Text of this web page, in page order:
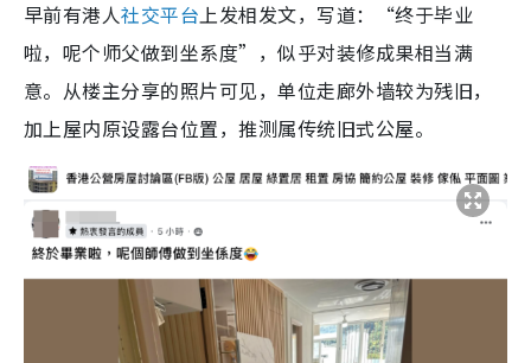
早前有港人社交平台上发相发文，写道：“终于毕业
啦，呢个师父做到坐系度”，似乎对装修成果相当满
意。从楼主分享的照片可见，单位走廊外墙较为残旧，
加上屋内原设露台位置，推测属传统旧式公屋。